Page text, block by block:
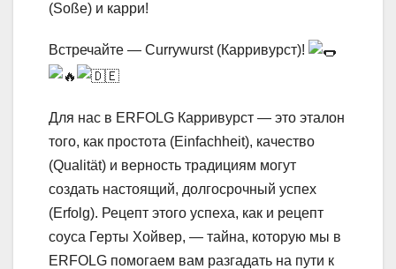
(Soße) и карри!
Встречайте — Currywurst (Карривурст)!
Для нас в ERFOLG Карривурст — это эталон
того, как простота (Einfachheit), качество
(Qualität) и верность традициям могут
создать настоящий, долгосрочный успех
(Erfolg). Рецепт этого успеха, как и рецепт
соуса Герты Хойвер, — тайна, которую мы в
ERFOLG помогаем вам разгадать на пути к